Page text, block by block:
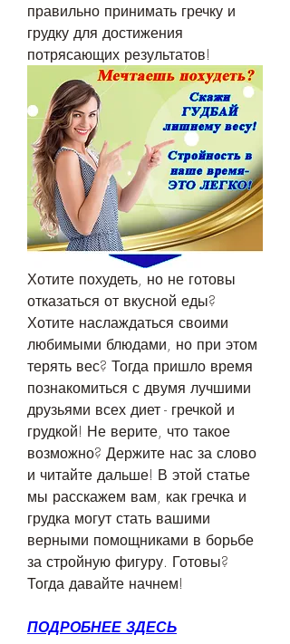
правильно принимать гречку и
грудку для достижения
потрясающих результатов!
Хотите похудеть, но не готовы
отказаться от вкусной еды?
Хотите наслаждаться своими
любимыми блюдами, но при этом
терять вес? Тогда пришло время
познакомиться с двумя лучшими
друзьями всех диет - гречкой и
грудкой! Не верите, что такое
возможно? Держите нас за слово
и читайте дальше! В этой статье
мы расскажем вам, как гречка и
грудка могут стать вашими
верными помощниками в борьбе
за стройную фигуру. Готовы?
Тогда давайте начнем!
ПОДРОБНЕЕ ЗДЕСЬ